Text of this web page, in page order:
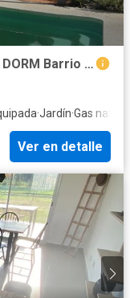
ALQ VERANO | CASA Moderna de 3 DORM Barrio Semicerrado | Maschwitz
·Jardín·Gas
Ver en detalle